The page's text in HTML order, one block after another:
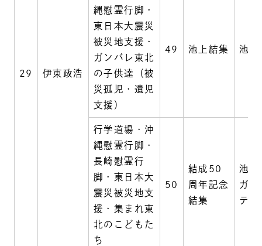
29 伊東政浩
縄慰霊行脚・
東日本大震災
被災地支援・
ガンバレ東北
の子供達（被
災孤児・遺児
支援）
49 池上結集 池上
行学道場・沖
縄慰霊行脚・
長崎慰霊行
脚・東日本大
震災被災地支
援・集まれ東
北のこどもた
ち
50
結成50
周年記念
結集
池上
ガ
ティ